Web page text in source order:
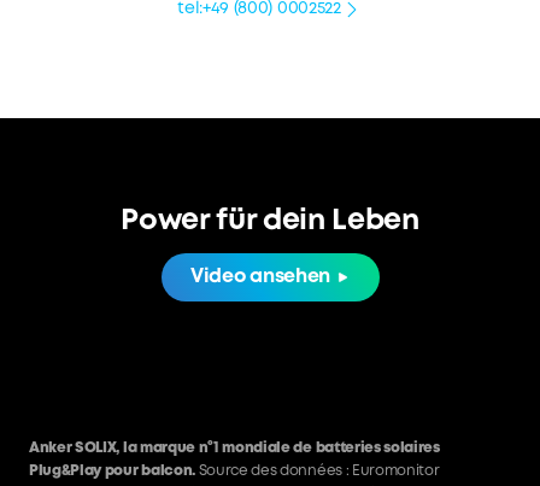
tel:+49 (800) 0002522
Power für dein Leben
Video ansehen
Anker SOLIX, la marque n°1 mondiale de batteries solaires
Plug&Play pour balcon. Source des données : Euromonitor